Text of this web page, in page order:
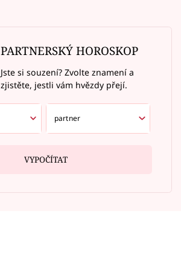
PARTNERSKÝ HOROSKOP
Jste si souzení? Zvolte znamení a
zjistěte, jestli vám hvězdy přejí.
VYPOČÍTAT